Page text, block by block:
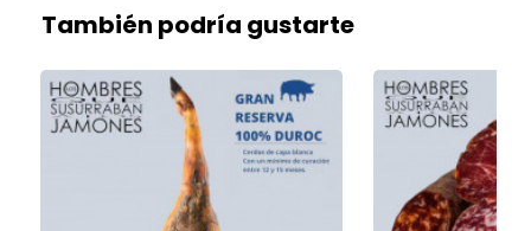
También podría gustarte